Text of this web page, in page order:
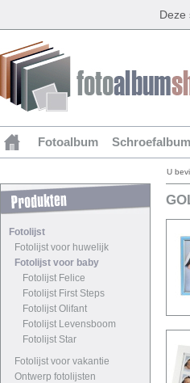
Deze
Fotoalbum Schroefalbum
Fotolijst
Fotolijst voor huwelijk
Fotolijst voor baby
Fotolijst Felice
Fotolijst First Steps
Fotolijst Olifant
Fotolijst Levensboom
Fotolijst Star
Fotolijst voor vakantie
Ontwerp fotolijsten
U